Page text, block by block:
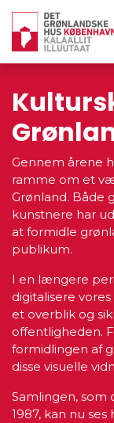
Gennem årene
ramme om et
Grønland. Både
kunstnere har
at formidle
publikum.
I en længere
digitalisere
et overblik og
offentligheden.
formidlingen af
disse visuelle
Samlingen,
1987, kan nu